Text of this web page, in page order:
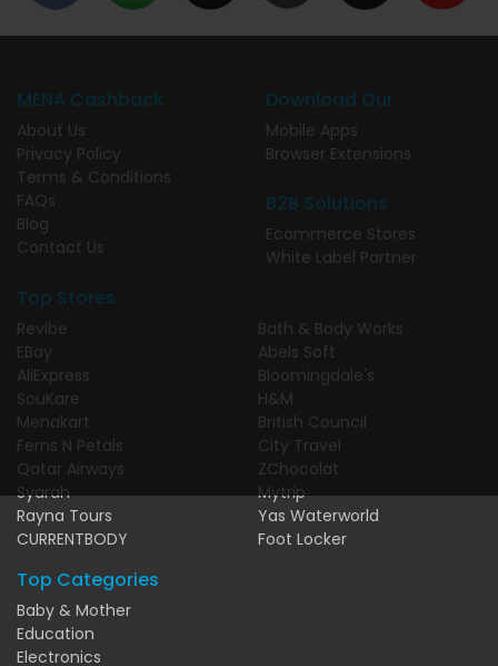
MENA Cashback
About Us
Privacy Policy
Terms & Conditions
FAQs
Blog
Contact Us
Download Our
Mobile Apps
Browser Extensions
B2B Solutions
Ecommerce Stores
White Label Partner
Top Stores
Revibe
EBay
AliExpress
SouKare
Menakart
Ferns N Petals
Qatar Airways
Syarah
Rayna Tours
CURRENTBODY
Bath & Body Works
Abels Soft
Bloomingdale's
H&M
British Council
City Travel
ZChocolat
Mytrip
Yas Waterworld
Foot Locker
Top Categories
Baby & Mother
Education
Electronics